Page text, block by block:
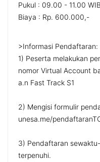
Pukul : 09.00 - 11.00
Biaya : Rp. 600.000,-
>Informasi Pendaftaran:
1) Peserta melakukan
nomor Virtual Account
a.n Fast Track S1
2) Mengisi formulir
unesa.me/
3) Pendaftaran
terpenuhi.